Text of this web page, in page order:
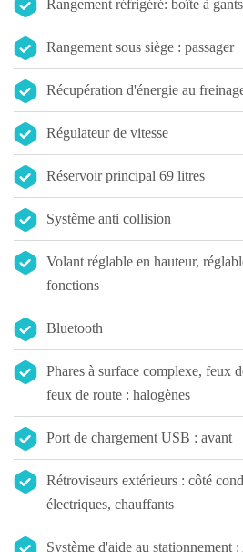
Rangement réfrigéré: boîte à gants
Rangement sous siège : passager
Récupération d'énergie au
Régulateur de vitesse
Réservoir principal 69 litres
Système anti collision
Volant réglable en hauteur,
fonctions
Bluetooth
Phares à surface complexe, feux
feux de route : halogènes
Port de chargement USB : avant
Rétroviseurs extérieurs : côté
électriques, chauffants
Système d'aide au stationnement